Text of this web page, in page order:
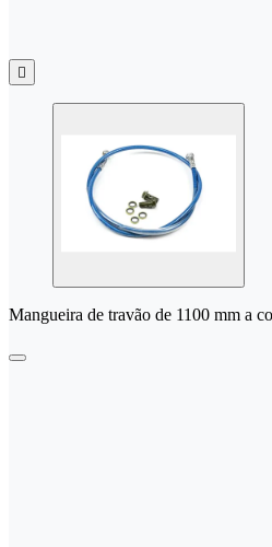

Mangueira de travão de 1100 mm a